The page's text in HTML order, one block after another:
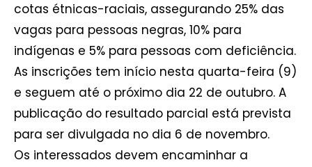
cotas étnicas-raciais, assegurando 25% das
vagas para pessoas negras, 10% para
indígenas e 5% para pessoas com deficiência.
As inscrições tem início nesta quarta-feira (9)
e seguem até o próximo dia 22 de outubro. A
publicação do resultado parcial está prevista
para ser divulgada no dia 6 de novembro.
Os interessados devem encaminhar a